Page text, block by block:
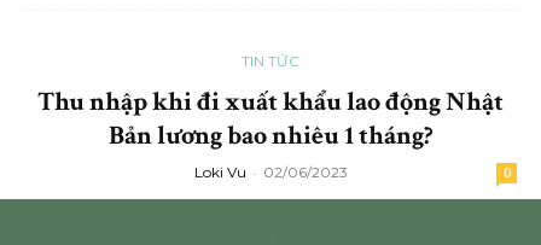
TIN TỨC
Thu nhập khi đi xuất khẩu lao động Nhật
Bản lương bao nhiêu 1 tháng?
Loki Vu - 02/06/2023 0